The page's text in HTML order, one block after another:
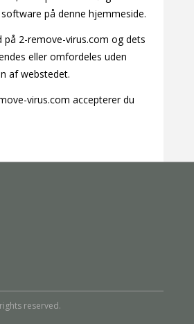
på denne hjemmeside.
på 2-remove-virus.com og dets
eller omfordeles uden
af webstedet.
virus.com accepterer du
reserved.